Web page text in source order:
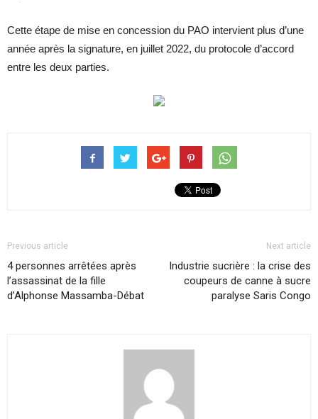
Cette étape de mise en concession du PAO intervient plus d’une
année après la signature, en juillet 2022, du protocole d’accord
entre les deux parties.
Previous article
4 personnes arrêtées après
l’assassinat de la fille
d’Alphonse Massamba-Débat
Next article
Industrie sucrière : la crise des
coupeurs de canne à sucre
paralyse Saris Congo